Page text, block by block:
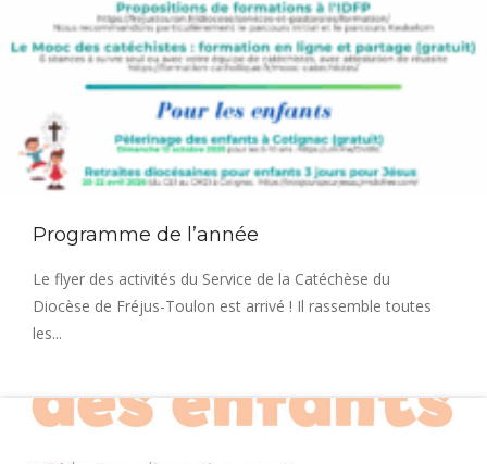
Programme de l’année
Le flyer des activités du Service de la Catéchèse du
Diocèse de Fréjus-Toulon est arrivé ! Il rassemble toutes
les...